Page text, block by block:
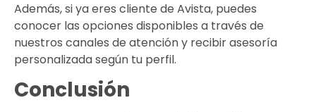
Además, si ya eres cliente de Avista, puedes
conocer las opciones disponibles a través de
nuestros canales de atención y recibir asesoría
personalizada según tu perfil.
Conclusión